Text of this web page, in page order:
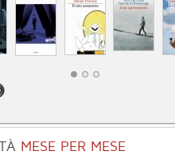
MESE PER MESE